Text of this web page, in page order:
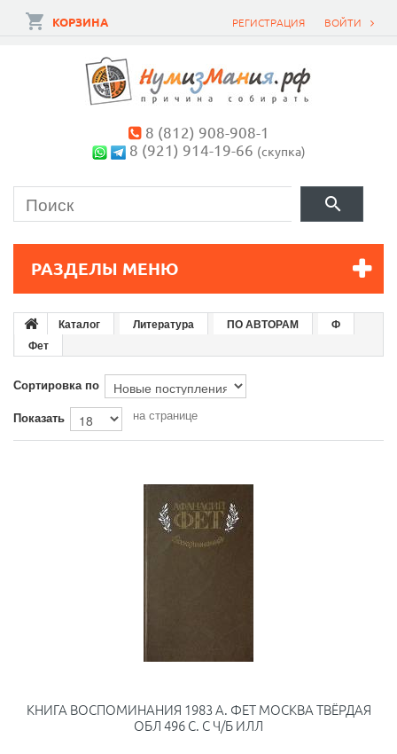
ВОЙТИ
РЕГИСТРАЦИЯ
КОРЗИНА
8 (812) 908-908-1
8 (921) 914-19-66 (скупка)
РАЗДЕЛЫ МЕНЮ
Каталог Литература ПО АВТОРАМ
Ф
Фет
Сортировка по
Показать
на странице
КНИГА ВОСПОМИНАНИЯ 1983 А. ФЕТ МОСКВА ТВЁРДАЯ
ОБЛ 496 С. С Ч/Б ИЛЛ